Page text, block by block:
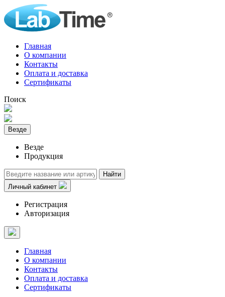
Главная
О компании
Контакты
Оплата и доставка
Сертификаты
Поиск
Везде
Везде
Продукция
Найти
Личный кабинет
Регистрация
Авторизация
Главная
О компании
Контакты
Оплата и доставка
Сертификаты